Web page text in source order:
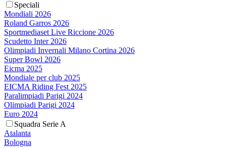
Speciali
Mondiali 2026
Roland Garros 2026
Sportmediaset Live Riccione 2026
Scudetto Inter 2026
Olimpiadi Invernali Milano Cortina 2026
Super Bowl 2026
Eicma 2025
Mondiale per club 2025
EICMA Riding Fest 2025
Paralimpiadi Parigi 2024
Olimpiadi Parigi 2024
Euro 2024
Squadra Serie A
Atalanta
Bologna